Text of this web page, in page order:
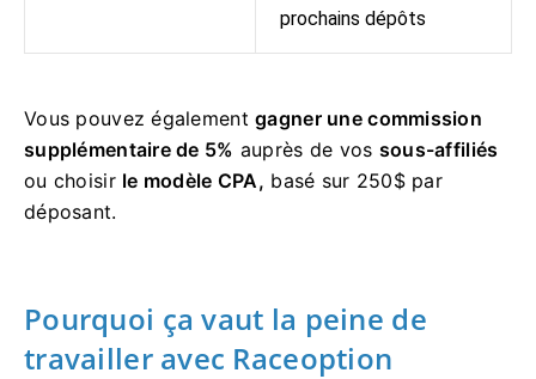
prochains dépôts
Vous pouvez égalementgagner une commission
supplémentaire de 5% auprès de vos sous-affiliés
ou choisir le modèle CPA, basé sur 250$ par
déposant.
Pourquoi ça vaut la peine de
travailler avec Raceoption